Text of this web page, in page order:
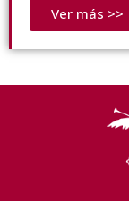
Ver más >>